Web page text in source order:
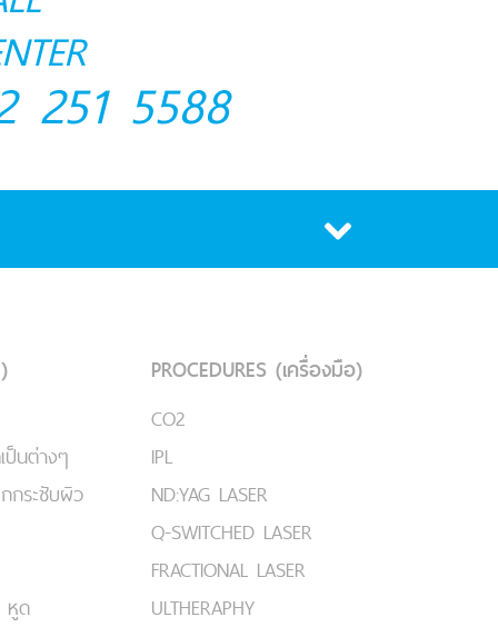
251 5588
นต่างๆ
ระชับผิว
หูด
PROCEDURES (เครื่องมือ)
CO2
IPL
ND:YAG LASER
Q-SWITCHED LASER
FRACTIONAL LASER
ULTHERAPHY